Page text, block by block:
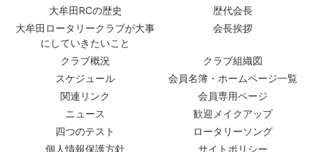
大牟田RCの歴史
歴代会長
大牟田ロータリークラブが大事
にしていきたいこと
会長挨拶
クラブ概況
クラブ組織図
スケジュール
会員名簿・ホームページ一覧
関連リンク
会員専用ページ
ニュース
歓迎メイクアップ
四つのテスト
ロータリーソング
個人情報保護方針
サイトポリシー